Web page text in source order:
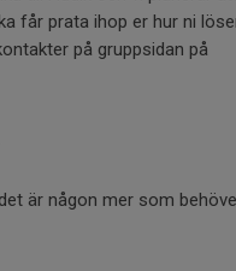
får prata ihop er hur ni
på gruppsidan på
är någon mer som